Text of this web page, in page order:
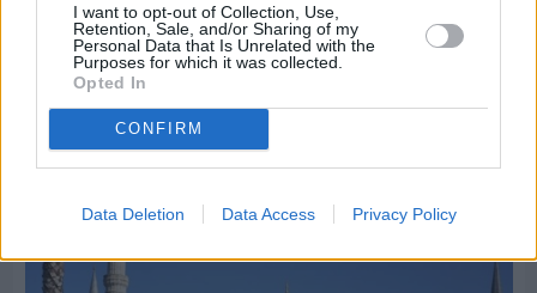
I want to opt-out of Collection, Use,
Retention, Sale, and/or Sharing of my
Personal Data that Is Unrelated with the
Purposes for which it was collected.
Opted In
CONFIRM
Data Deletion Data Access Privacy Policy
Πριν 5 ημέρες
Διακοπές ρεύματος: Συνασπισμό των
επιχειρήσεων προτείνει το Επιμελητήριο